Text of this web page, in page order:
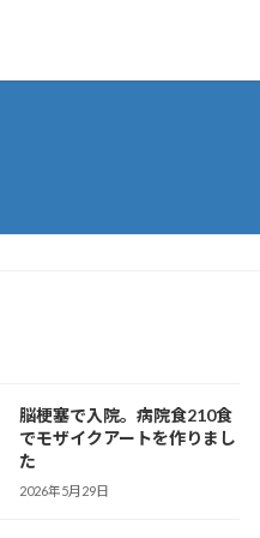
脳梗塞で入院。病院食210食
でモザイクアートを作りまし
た
2026年5月29日